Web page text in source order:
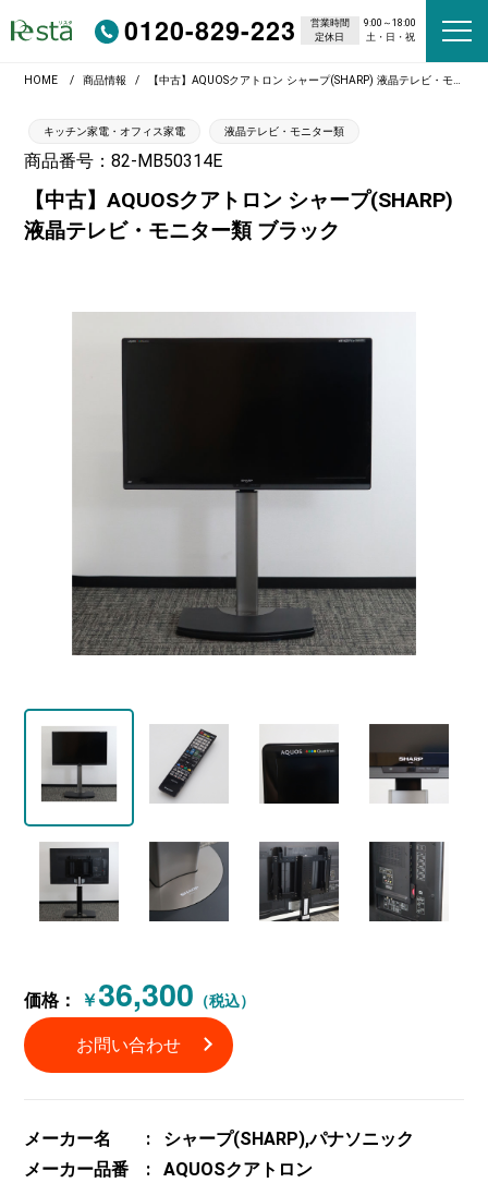
0120-829-223 営業時間
9:00～18:00
定休日
土・日・祝
HOME 商品情報 【中古】AQUOSクアトロン シャープ(SHARP) 液晶テレビ・モニター類 ブラック
キッチン家電・オフィス家電 液晶テレビ・モニター類
商品番号：82-MB50314E
【中古】AQUOSクアトロン シャープ(SHARP)
液晶テレビ・モニター類 ブラック
価格： ￥36,300 （税込）
お問い合わせ
メーカー名
シャープ(SHARP),パナソニック
メーカー品番
AQUOSクアトロン